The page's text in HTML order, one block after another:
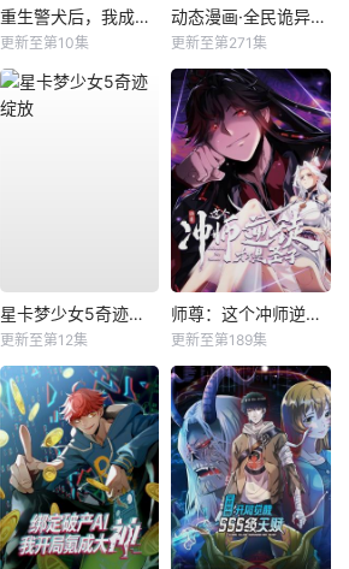
重生警犬后，我成了名侦探？
更新至第10集
动态漫画·全民诡异：开局掌握零元购
更新至第271集
星卡梦少女5奇迹绽放
更新至第12集
师尊：这个冲师逆徒才不是圣子动态漫
更新至第189集